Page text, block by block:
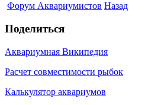
Форум Аквариумистов Назад
Поделиться
Аквариумная Википедия
Расчет совместимости рыбок
Калькулятор аквариумов